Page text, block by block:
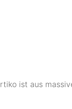
ist aus